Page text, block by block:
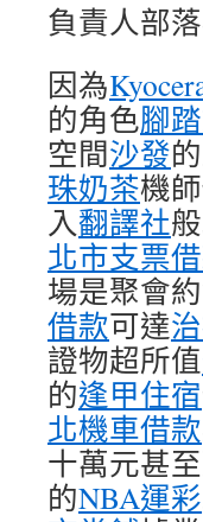
負責人部
因為
的角色腳
空間沙發
珠奶茶機
入翻譯社
北市支票
場是聚會
借款可達
證物超所值
的逢甲住宿
北機車借款
十萬元甚
的NBA運彩